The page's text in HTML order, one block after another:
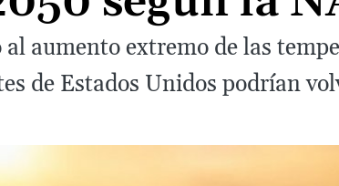
aumento extremo de las
de Estados Unidos podrían